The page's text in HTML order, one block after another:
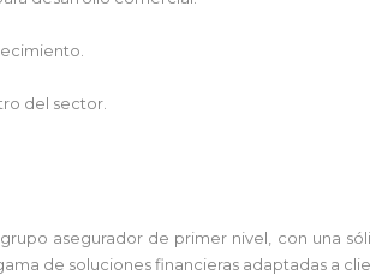
del sector.
asegurador de primer nivel, con una
de soluciones financieras adaptadas a